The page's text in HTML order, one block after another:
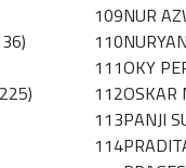
109NUR
110
111OKY
112OSKAR
113PANJI
114